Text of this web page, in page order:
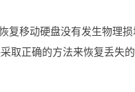
复移动硬盘没有发生物理
取正确的方法来恢复丢失